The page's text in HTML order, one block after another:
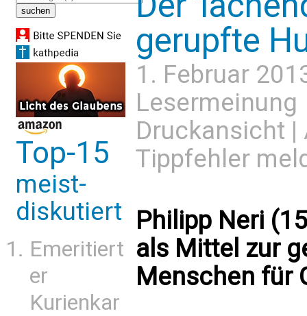
Top-15
meist-
diskutiert
Emeritiert
er
Kurienkar
gerupfte
1. Februar
Lesermeinung
Druckansicht |
Tippfehler
Philipp Neri
als Mittel zur
Menschen für